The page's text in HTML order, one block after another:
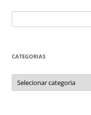
por:
CATEGORIAS
Categorias